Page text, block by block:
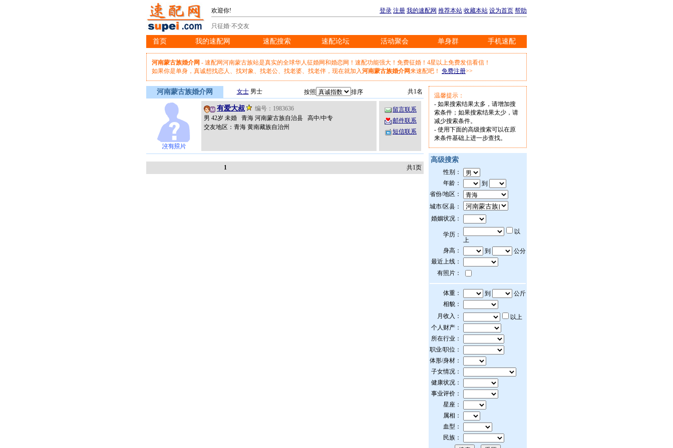
欢迎你! 登录 注册 我的速配网 推荐本站 收藏本站 设为首页 帮助
只征婚·不交友
首页 我的速配网 速配搜索 速配论坛 活动聚会 单身群 手机速配
河南蒙古族婚介网 - 速配网河南蒙古族站是真实的全球华人征婚网和婚恋网！速配功能强大！免费征婚！4星以上免费发信看信！
如果你是单身，真诚想找恋人、找对象、找老公、找老婆、找老伴，现在就加入河南蒙古族婚介网来速配吧！ 免费注册>>
河南蒙古族婚介网 女士男士 按照 排序 共1名
有爱大叔
编号：1983636
男 42岁 未婚 青海 河南蒙古族自治县 高中/中专
交友地区：青海 黄南藏族自治州
留言联系
邮件联系
短信联系
1 共1页
温馨提示：
- 如果搜索结果太多，请增加搜
索条件；如果搜索结果太少，请
减少搜索条件。
- 使用下面的高级搜索可以在原
来条件基础上进一步查找。
高级搜索
性别：
年龄：
到
省份/地区：
城市/区县：
婚姻状况：
学历：
以
上
身高：
到
公分
最近上线：
有照片：
体重： 到
公斤
相貌：
月收入：
以上
个人财产：
所在行业：
职业/职位：
体形/身材：
子女情况：
健康状况：
事业评价：
星座：
属相：
血型：
民族：